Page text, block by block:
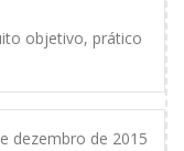
objetivo, prático
dezembro de 2015